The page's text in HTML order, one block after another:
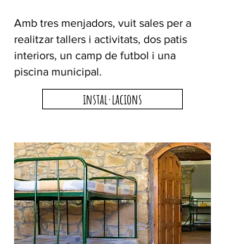
Amb tres menjadors, vuit sales per a
realitzar tallers i activitats, dos patis
interiors, un camp de futbol i una
piscina municipal.
instal·lacions